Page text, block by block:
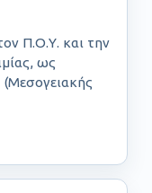
Π.Ο.Υ. και την
ως